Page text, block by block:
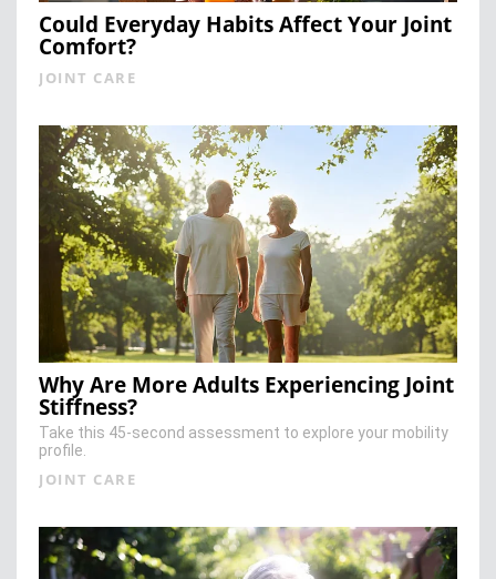
Could Everyday Habits Affect Your Joint
Comfort?
JOINT CARE
Why Are More Adults Experiencing Joint
Stiffness?
Take this 45-second assessment to explore your mobility
profile.
JOINT CARE